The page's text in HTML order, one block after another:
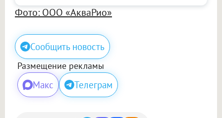
Фото: ООО «АкваРио»
Сообщить новость
Размещение рекламы
Макс Телеграм